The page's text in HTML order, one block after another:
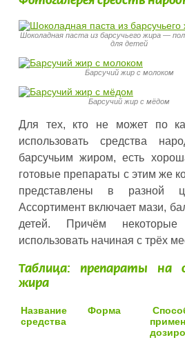
Шоколадная паста из барсучьего жира —
для детей
Барсучий жир с молоком
Барсучий жир с мёдом
Для тех, кто не может по
использовать средства
барсучьим жиром, есть
готовые препараты с этим же
представлены в разной
Ассортимент включает мази,
детей. Причём
использовать начиная с трёх
Таблица: препараты на
жира
Название
средства
Форма